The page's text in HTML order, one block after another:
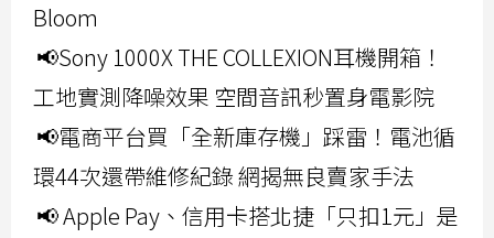
Bloom
📢Sony 1000X THE COLLEXION耳機開箱！
工地實測降噪效果 空間音訊秒置身電影院
📢電商平台買「全新庫存機」踩雷！電池循
環44次還帶維修紀錄 網揭無良賣家手法
📢 Apple Pay、信用卡搭北捷「只扣1元」是